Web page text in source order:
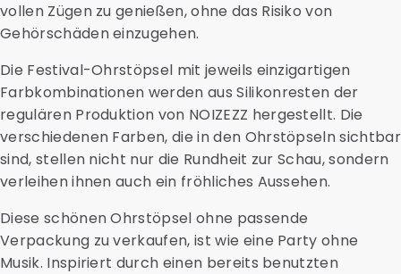
vollen Zügen zu genießen, ohne das Risiko von
Gehörschäden einzugehen.
Die Festival-Ohrstöpsel mit jeweils einzigartigen
Farbkombinationen werden aus Silikonresten der
regulären Produktion von NOIZEZZ hergestellt. Die
verschiedenen Farben, die in den Ohrstöpseln sichtbar
sind, stellen nicht nur die Rundheit zur Schau, sondern
verleihen ihnen auch ein fröhliches Aussehen.
Diese schönen Ohrstöpsel ohne passende
Verpackung zu verkaufen, ist wie eine Party ohne
Musik. Inspiriert durch einen bereits benutzten